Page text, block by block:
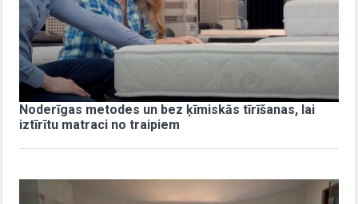
Noderīgas metodes un bez ķīmiskās tīrīšanas, lai
iztīrītu matraci no traipiem